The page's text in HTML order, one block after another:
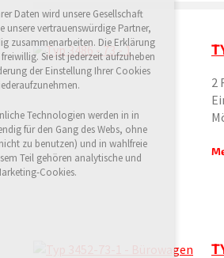
2
Infos über Cookies
Ablehnen optional
Daten wird unsere Gesellschaft
unsere vertrauenswürdige Partner,
zusammenarbeiten. Die Erklärung
Sie ist jederzeit aufzuheben
der Einstellung Ihrer Cookies
Technologien werden in in
für den Gang des Webs, ohne
zu benutzen) und in wahlfreie
Teil gehören analytische und
Cookies.